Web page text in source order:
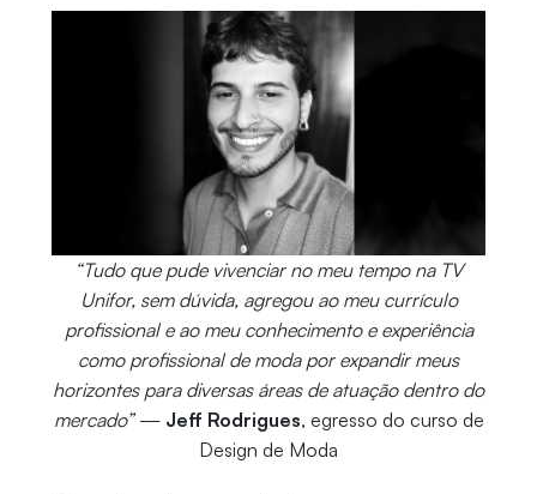
“Tudo que pude vivenciar no meu tempo na TV
Unifor, sem dúvida, agregou ao meu currículo
profissional e ao meu conhecimento e experiência
como profissional de moda por expandir meus
horizontes para diversas áreas de atuação dentro do
mercado”— Jeff Rodrigues, egresso do curso de
Design de Moda